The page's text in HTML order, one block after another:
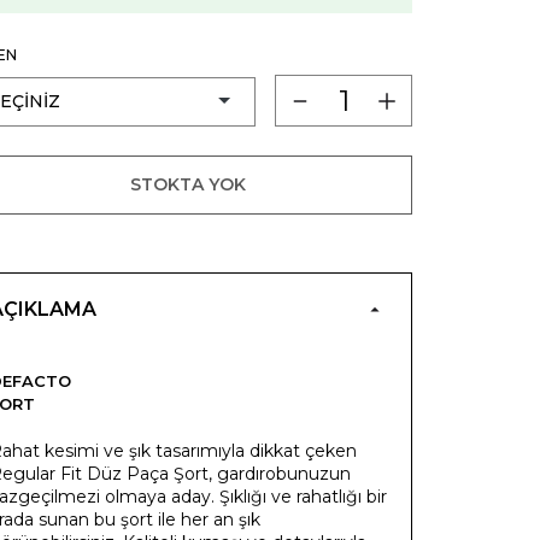
STOKTA YOK
kesimi ve şık tasarımıyla dikkat çeken
Fit Düz Paça Şort, gardırobunuzun
olmaya aday. Şıklığı ve rahatlığı bir
sunan bu şort ile her an şık